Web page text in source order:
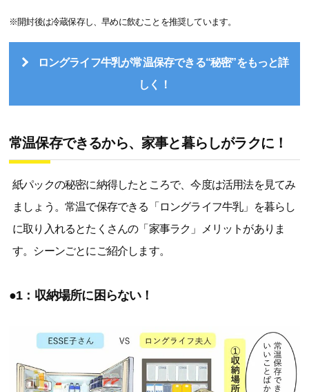
※開封後は冷蔵保存し、早めに飲むことを推奨しています。
ロングライフ牛乳が常温保存できる“秘密”をもっと詳
しく！
常温保存できるから、家事と暮らしがラクに！
紙パックの秘密に納得したところで、今度は活用法を見てみ
ましょう。常温で保存できる「ロングライフ牛乳」を暮らし
に取り入れるとたくさんの「家事ラク」メリットがありま
す。シーンごとにご紹介します。
●1：収納場所に困らない！